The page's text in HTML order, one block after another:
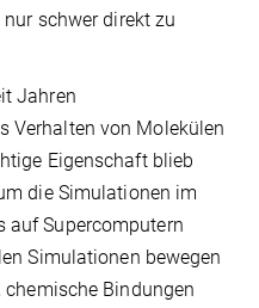
schwer direkt zu
Jahren
Verhalten von Molekülen
Eigenschaft blieb
die Simulationen im
auf Supercomputern
Simulationen bewegen
Bindungen